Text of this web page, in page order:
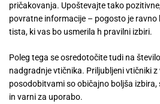
pričakovanja. Upoštevajte tako
povratne informacije – pogosto je ravno
tista, ki vas bo usmerila h pravilni izbiri.
Poleg tega se osredotočite tudi na
nadgradnje vtičnika. Priljubljeni vtičniki
posodobitvami so običajno boljša izbira,
in varni za uporabo.